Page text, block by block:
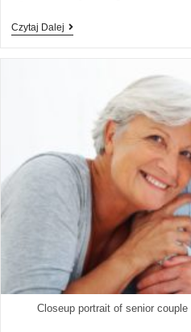
Czytaj Dalej
Closeup portrait of senior